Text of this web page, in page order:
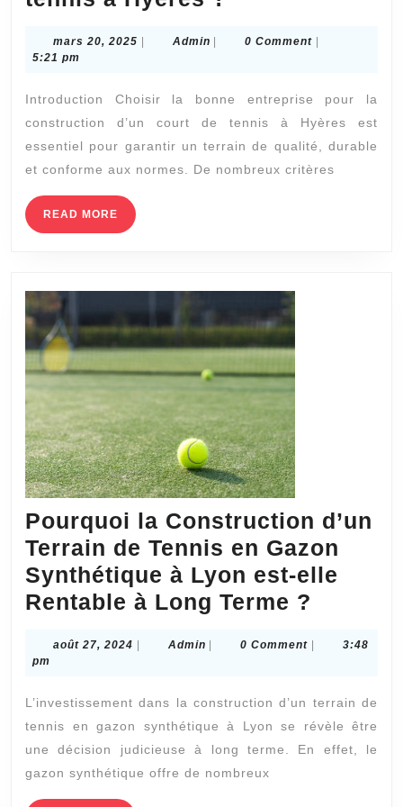
la
entreprise
pour
la
tennis
à
Hyères
?
mars 20, 2025 mars
AdminAdmin0 Comment
5:21 pm
Introduction Choisir la bonne entreprise pour la
construction d’un court de tennis à Hyères est
essentiel pour garantir un terrain de qualité, durable
et conforme aux normes. De nombreux critères
READ MORE READ
MORE
Pourquoi la Construction d’un
Terrain de Tennis en Gazon
Synthétique à Lyon est-elle
Rentable à Long Terme ?
Terrain
de
Tennis
août 27, 2024 août
| AdminAdmin
| 0 Comment |
3:48
pm
L’investissement dans la construction d’un terrain de
tennis en gazon synthétique à Lyon se révèle être
une décision judicieuse à long terme. En effet, le
gazon synthétique offre de nombreux